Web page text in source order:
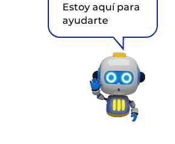
Estoy aquí para
ayudarte